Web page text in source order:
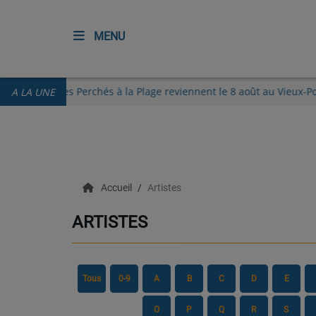
MENU
A LA UNE
Guinguettes des Perchés à la Plage reviennent le 8 août au
ACCUEIL
RECHERCHE DE TITRES
TÉLÉCHARGER L'APPLICATION.
Accueil Artistes
ARTISTES
Tous 0-9 A B C D E
O P Q R S